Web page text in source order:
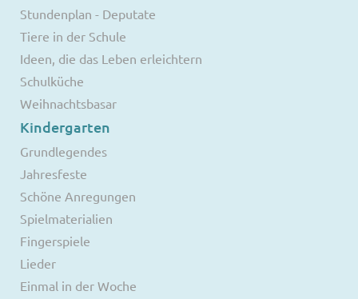
Stundenplan - Deputate
Tiere in der Schule
Ideen, die das Leben erleichtern
Schulküche
Weihnachtsbasar
Kindergarten
Grundlegendes
Jahresfeste
Schöne Anregungen
Spielmaterialien
Fingerspiele
Lieder
Einmal in der Woche